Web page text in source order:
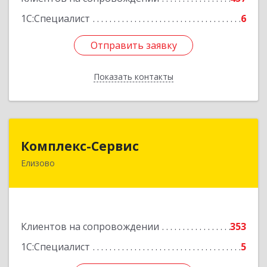
1С:Специалист
6
Отправить заявку
Показать контакты
Отправить заявку
Назад
Комплекс-Сервис
Елизово
Клиентов на сопровождении
353
1С:Специалист
5
684000, Камчатский край, Елизовский р-н,